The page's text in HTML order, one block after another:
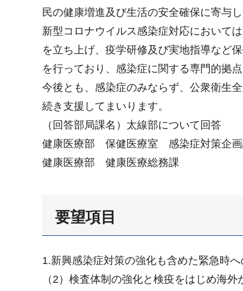
民の健康増進及び生活の安全確保に寄与し
新型コロナウイルス感染症対応において
を立ち上げ、疫学研修及び実地指導など
を行っており、感染症に関する専門的拠
今後とも、感染症のみならず、公衆衛生
続き支援してまいります。
（回答部局課名）太線部について回答
健康医療部 保健医療室 感染症対策企
健康医療部 健康医療総務課
要望項目
1.新興感染症対策の強化も含めた緊急時
（2）検査体制の強化と検疫をはじめ海